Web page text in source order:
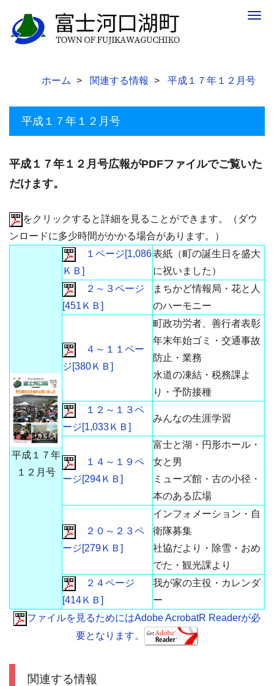
ホーム 関連する情報 平成１７年１２月号
平成１７年１２月号
平成１７年１２月号広報がPDFファイルでご覧いた
だけます。
をクリックすると詳細を見ることができます。（ダウ
ンロードに多少時間がかかる場合があります。）
平成１７年
１２月号
１ページ[1,086
ＫＢ]
表紙（町の誕生日を盛大
に祝いました）
２～３ページ
[451ＫＢ]
まちかど情報局・花と人
のハーモニー
４～１１ペー
ジ[380ＫＢ]
町政功労者、善行者表彰
年末年始ゴミ・交通事故
防止・業務
水道の凍結・税務課よ
り・予防接種
１２～１３ペ
ージ[1,033ＫＢ]
みんなの生涯学習
１４～１９ペ
ージ[294ＫＢ]
富士と湖・円形ホール・
女と男
ミューズ館・古の小径・
本のある広場
２０～２３ペ
ージ[279ＫＢ]
インフォメーション・自
衛隊募集
社協だより・除雪・おめ
でた・観光課より
２４ページ
[414ＫＢ]
我が家の主役・カレンダ
ー
ファイルを見るためにはAdobe AcrobatR Readerが必
要となります。
関連する情報